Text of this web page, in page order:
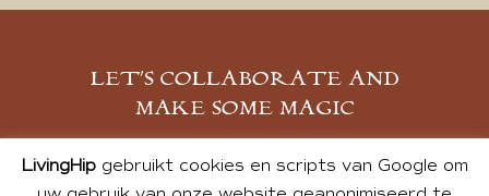
LET’S COLLABORATE AND
MAKE SOME MAGIC
MELD JE AAN
LivingHipgebruikt cookies en scripts van Google om